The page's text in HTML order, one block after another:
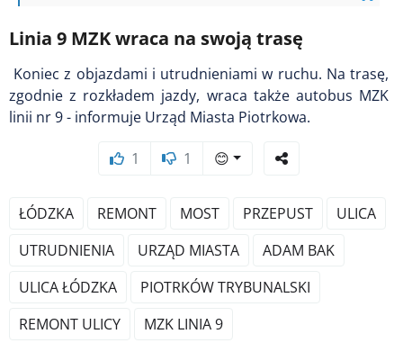
Linia 9 MZK wraca na swoją trasę
Koniec z objazdami i utrudnieniami w ruchu. Na trasę,
zgodnie z rozkładem jazdy, wraca także autobus MZK
linii nr 9 - informuje Urząd Miasta Piotrkowa.
1 1 😊
ŁÓDZKA REMONT MOST PRZEPUST
ULICA
UTRUDNIENIA
URZĄD MIASTA
ADAM BAK
ULICA ŁÓDZKA
PIOTRKÓW TRYBUNALSKI
REMONT ULICY
MZK LINIA 9